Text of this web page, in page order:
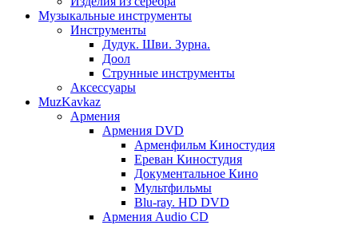
Музыкальные инструменты
Инструменты
Дудук. Шви. Зурна.
Доол
Струнные инструменты
Аксессуары
MuzKavkaz
Армения
Армения DVD
Арменфильм Киностудия
Ереван Киностудия
Документальное Кино
Мультфильмы
Blu-ray. HD DVD
Армения Audio CD